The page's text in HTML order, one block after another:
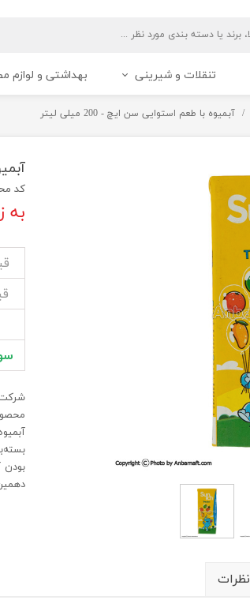
تنقلات و شیرینی بهداشتی و لوازم
آبمیوه با طعم استوایی سن ایچ - 200 میلی لیتر
کد
به
دهمین
نظرات